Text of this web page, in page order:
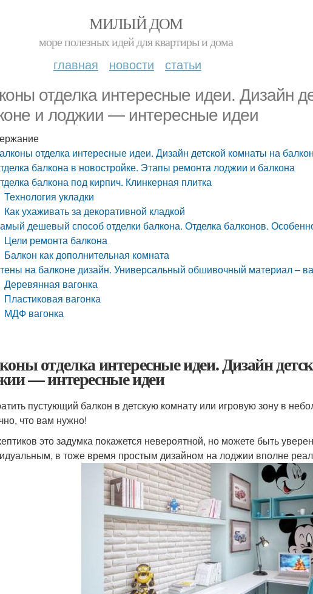
МИЛЫЙ ДОМ
море полезных идей для квартиры и дома
главная новости статьи
отделка интересные идеи. Дизайн
и лоджии — интересные идеи
отделка интересные идеи. Дизайн детской комнаты на
балкона в новостройке. Этапы ремонта лоджии и балкона
балкона под кирпич. Клинкерная плитка
Технология укладки
Как ухаживать за декоративной кладкой
дешевый способ отделки балкона. Отделка балконов.
Цели ремонта балкона
Балкон как дополнительная комната
на балконе дизайн. Универсальный обшивочный материал –
Деревянная вагонка
Пластиковая вагонка
МДФ вагонка
отделка интересные идеи. Дизайн
— интересные идеи
пустующий балкон в детскую комнату или игровую зону в
что вам нужно!
это задумка покажется невероятной, но можете быть
в тоже время простым дизайном на лоджии вполне